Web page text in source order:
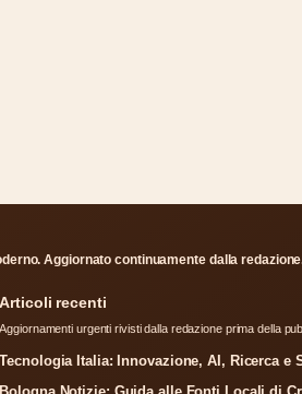
Articoli recenti